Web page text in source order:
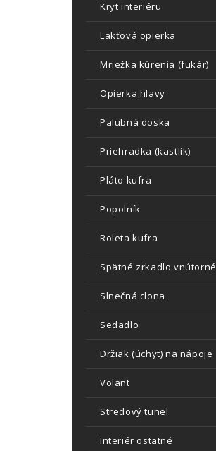
Kryt interiéru
Lakťová opierka
Mriežka kúrenia (fukár)
Opierka hlavy
Palubná doska
Priehradka (kastlík)
Pláto kufra
Popolník
Roleta kufra
Spätné zrkadlo vnútorné
Slnečná clona
Sedadlo
Držiak (úchyt) na nápoje
Volant
Stredový tunel
Interiér ostatné